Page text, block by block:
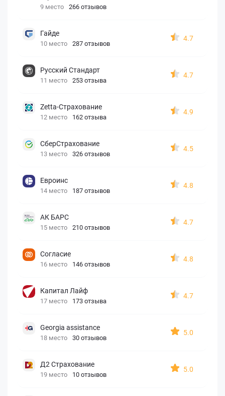
9 место 266 отзывов
Гайде
10 место 287 отзывов
4.7
Русский Стандарт
11 место 253 отзыва
4.7
Zetta-Страхование
12 место 162 отзыва
4.9
СберСтрахование
13 место 326 отзывов
4.5
Евроинс
14 место 187 отзывов
4.8
АК БАРС
15 место 210 отзывов
4.7
Согласие
16 место 146 отзывов
4.8
Капитал Лайф
17 место 173 отзыва
4.7
Georgia assistance
18 место 30 отзывов
5.0
Д2 Страхование
19 место 10 отзывов
5.0